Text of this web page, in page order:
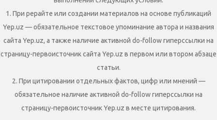
1. При рерайте или создании материалов на основе публикаций
Yep.uz — обязательное текстовое упоминание автора и названия
сайта Yep.uz, а также наличие активной do-follow гиперссылки на
страницу-первоисточник сайта Yep.uz в первом или втором абзаце
статьи.
2. При цитировании отдельных фактов, цифр или мнений —
обязательное наличие активной do-follow гиперссылки на
страницу-первоисточник Yep.uz в месте цитирования.